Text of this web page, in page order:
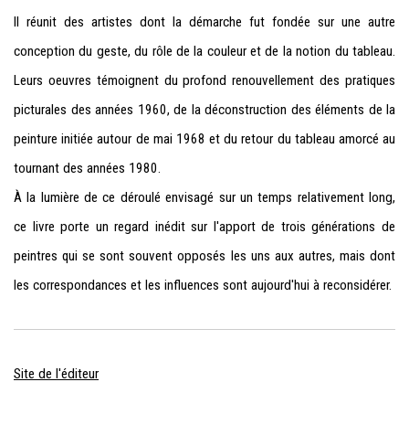
Il réunit des artistes dont la démarche fut fondée sur une autre
conception du geste, du rôle de la couleur et de la notion du tableau.
Leurs oeuvres témoignent du profond renouvellement des pratiques
picturales des années 1960, de la déconstruction des éléments de la
peinture initiée autour de mai 1968 et du retour du tableau amorcé au
tournant des années 1980.
À la lumière de ce déroulé envisagé sur un temps relativement long,
ce livre porte un regard inédit sur l'apport de trois générations de
peintres qui se sont souvent opposés les uns aux autres, mais dont
les correspondances et les influences sont aujourd'hui à reconsidérer.
Site de l'éditeur